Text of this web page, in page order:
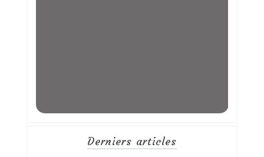
Derniers articles